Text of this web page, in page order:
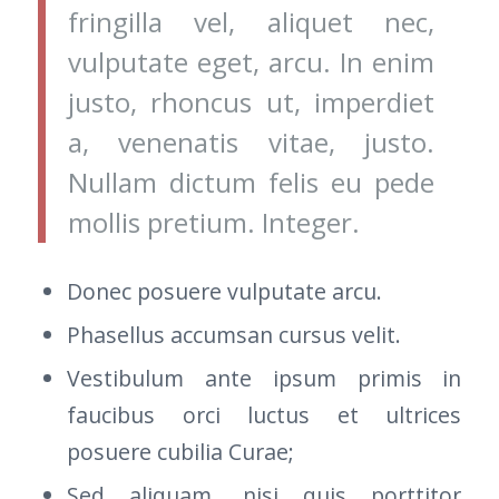
fringilla vel, aliquet nec,
vulputate eget, arcu. In enim
justo, rhoncus ut, imperdiet
a, venenatis vitae, justo.
Nullam dictum felis eu pede
mollis pretium. Integer.
Donec posuere vulputate arcu.
Phasellus accumsan cursus velit.
Vestibulum ante ipsum primis in
faucibus orci luctus et ultrices
posuere cubilia Curae;